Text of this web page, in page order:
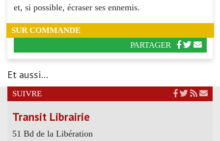
et, si possible, écraser ses ennemis.
SUR COMMANDE
PARTAGER
Et aussi...
SUIVRE
Transit Librairie
51 Bd de la Libération